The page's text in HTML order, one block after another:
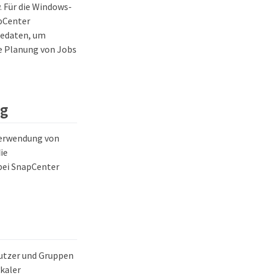
die Windows-
um
Planung von Jobs
von
SnapCenter
und Gruppen